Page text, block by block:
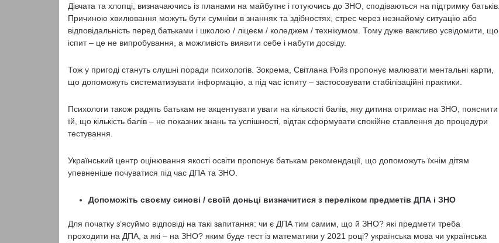
Дівчата та хлопці, визначаючись із планами на майбутнє і готуючись до ЗНО, сподіваються на підтримку батьків.
Причиною хвилювання можуть бути сумніви в знаннях та здібностях, стрес через незнайому ситуацію або
відповідальність перед батьками і школою / ліцеєм / коледжем / технікумом. Тому дуже важливо усвідомити, що
іспит – це не випробування, а можливість виявити себе і набути досвіду.
Тож у пригоді стануть слушні поради психологів. Зокрема, Світлана Ройз пропонує малювати ментальні карти,
що допоможуть систематизувати інформацію, а під час іспиту – застосовувати стабілізаційні практики.
Психологи також радять батькам не акцентувати уваги на кількості балів, яку дитина отримає на ЗНО, пояснити
їй, що кількість балів – не показник знань та успішності, відтак сформувати спокійне ставлення до процедури
тестування.
Український центр оцінювання якості освіти пропонує батькам рекомендації, що допоможуть їхнім дітям
упевненіше почуватися під час ДПА та ЗНО.
Допоможіть своєму синові / своїй доньці визначитися з переліком предметів ДПА і ЗНО
Для початку з’ясуймо відповіді на такі запитання: чи є ДПА тим самим, що й ЗНО? які предмети треба
проходити на ДПА, а які – на ЗНО? яким буде тест із математики у 2021 році? українська мова чи українська